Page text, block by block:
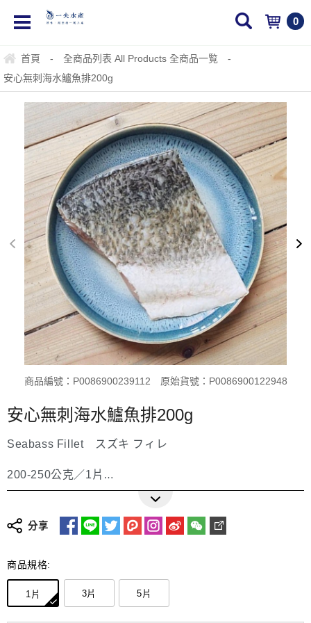
0
首頁 - 全商品列表 All Products 全商品一覧
-
安心無刺海水鱸魚排200g
商品編號：P0086900239112 原始貨號：P0086900122948
安心無刺海水鱸魚排200g
Seabass Fillet スズキ フィレ
200-250公克／1片
Size/Package: 200-250g / 1 piece
Product Status: Boneless・Skin-on・Frozen
製品状態：骨なし・皮付き・冷凍
更多詳細介紹
分享
商品規格:
1片 3片 5片